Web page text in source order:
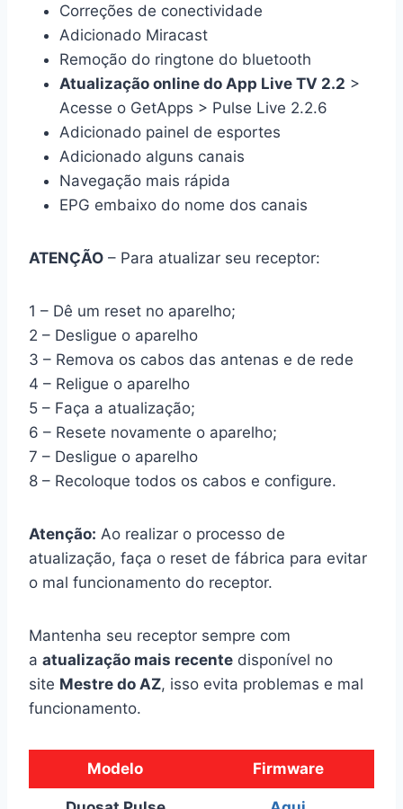
Correções de conectividade
Adicionado Miracast
Remoção do ringtone do bluetooth
Atualização online do App Live TV 2.2 >
Acesse o GetApps > Pulse Live 2.2.6
Adicionado painel de esportes
Adicionado alguns canais
Navegação mais rápida
EPG embaixo do nome dos canais
ATENÇÃO – Para atualizar seu receptor:
1 – Dê um reset no aparelho;
2 – Desligue o aparelho
3 – Remova os cabos das antenas e de rede
4 – Religue o aparelho
5 – Faça a atualização;
6 – Resete novamente o aparelho;
7 – Desligue o aparelho
8 – Recoloque todos os cabos e configure.
Atenção: Ao realizar o processo de
atualização, faça o reset de fábrica para evitar
o mal funcionamento do receptor.
Mantenha seu receptor sempre com
a atualização mais recente disponível no
site Mestre do AZ, isso evita problemas e mal
funcionamento.
Modelo Firmware